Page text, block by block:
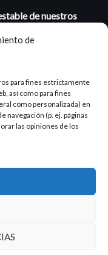
de
para fines estrictamente
así como para fines
como personalizada) en
navegación (p. ej. páginas
las opiniones de los
de nuestros